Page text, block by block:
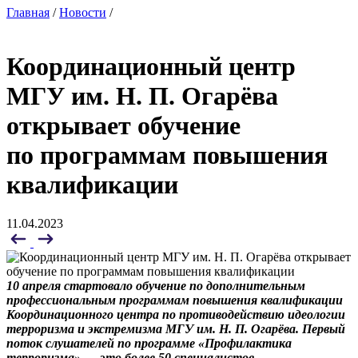
Главная /Новости /
Координационный центр
МГУ им. Н. П. Огарёва
открывает обучение
по программам повышения
квалификации
11.04.2023
10 апреля стартовало обучение по дополнительным
профессиональным программам повышения квалификации
Координационного центра по противодействию идеологии
терроризма и экстремизма МГУ им. Н. П. Огарёва. Первый
поток слушателей по программе «Профилактика